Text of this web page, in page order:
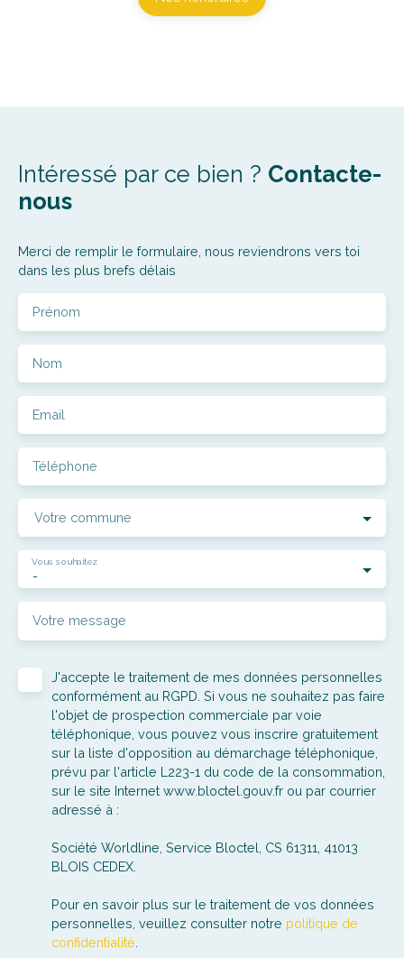
Intéressé par ce bien ? Contacte-
nous
Merci de remplir le formulaire, nous reviendrons vers toi
dans les plus brefs délais
Prénom
Nom
Email
Téléphone
Votre commune
-
Vous souhaitez
Votre message
J'accepte le traitement de mes données personnelles
conformément au RGPD. Si vous ne souhaitez pas faire
l'objet de prospection commerciale par voie
téléphonique, vous pouvez vous inscrire gratuitement
sur la liste d'opposition au démarchage téléphonique,
prévu par l'article L223-1 du code de la consommation,
sur le site Internet www.bloctel.gouv.fr ou par courrier
adressé à :
Société Worldline, Service Bloctel, CS 61311, 41013
BLOIS CEDEX.
Pour en savoir plus sur le traitement de vos données
personnelles, veuillez consulter notre politique de
confidentialité